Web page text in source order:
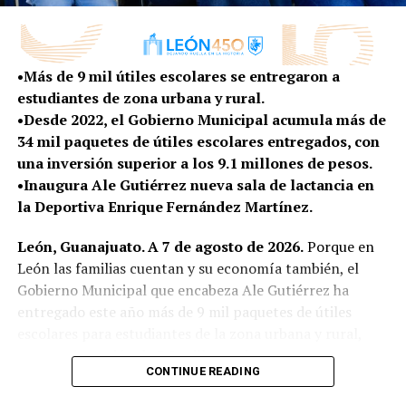
gente de León”, externó Ale Gutiérrez.
La Academia de Innovación Sostenible funcionará bajo
un modelo de campo escuela de acceso abierto, donde
las y los participantes podrán formarse, experimentar y
desarrollar proyectos relacionados con las necesidades y
oportunidades que existen en la zona rural.
Entre los temas de formación se encuentran la
producción de bioinsumos y fertilización orgánica,
renovables, biodigestores, transformación
agroindustrial, comercialización y acceso a mercados.
Con estas herramientas, quienes ya cuentan con un
productividad y encontrar nuevas alternativas para
comercializar sus productos, generando beneficios
•Más de 9 mil útiles escolares se entregaron a
estudiantes de zona urbana y rural.
•Desde 2022, el Gobierno Municipal acumula más de
34 mil paquetes de útiles escolares entregados, con
una inversión superior a los 9.1 millones de pesos.
•Inaugura Ale Gutiérrez nueva sala de lactancia en
la Deportiva Enrique Fernández Martínez.
León, Guanajuato. A 7 de agosto de 2026.Porque en
León las familias cuentan y su economía también, el
Gobierno Municipal que encabeza Ale Gutiérrez ha
entregado este año más de 9 mil paquetes de útiles
con una inversión de 3.2 millones de pesos.
CONTINUE READING